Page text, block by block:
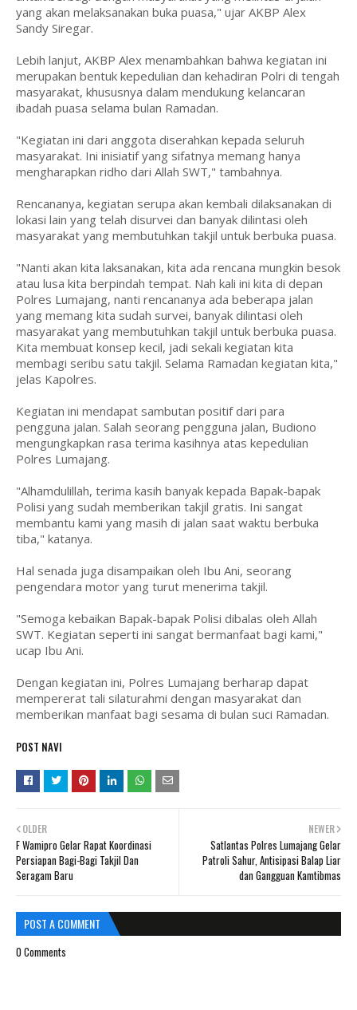
yang akan melaksanakan buka puasa," ujar AKBP Alex
Sandy Siregar.
Lebih lanjut, AKBP Alex menambahkan bahwa kegiatan ini
merupakan bentuk kepedulian dan kehadiran Polri di tengah
masyarakat, khususnya dalam mendukung kelancaran
ibadah puasa selama bulan Ramadan.
"Kegiatan ini dari anggota diserahkan kepada seluruh
masyarakat. Ini inisiatif yang sifatnya memang hanya
mengharapkan ridho dari Allah SWT," tambahnya.
Rencananya, kegiatan serupa akan kembali dilaksanakan di
lokasi lain yang telah disurvei dan banyak dilintasi oleh
masyarakat yang membutuhkan takjil untuk berbuka puasa.
"Nanti akan kita laksanakan, kita ada rencana mungkin besok
atau lusa kita berpindah tempat. Nah kali ini kita di depan
Polres Lumajang, nanti rencananya ada beberapa jalan
yang memang kita sudah survei, banyak dilintasi oleh
masyarakat yang membutuhkan takjil untuk berbuka puasa.
Kita membuat konsep kecil, jadi sekali kegiatan kita
membagi seribu satu takjil. Selama Ramadan kegiatan kita,"
jelas Kapolres.
Kegiatan ini mendapat sambutan positif dari para
pengguna jalan. Salah seorang pengguna jalan, Budiono
mengungkapkan rasa terima kasihnya atas kepedulian
Polres Lumajang.
"Alhamdulillah, terima kasih banyak kepada Bapak-bapak
Polisi yang sudah memberikan takjil gratis. Ini sangat
membantu kami yang masih di jalan saat waktu berbuka
tiba," katanya.
Hal senada juga disampaikan oleh Ibu Ani, seorang
pengendara motor yang turut menerima takjil.
"Semoga kebaikan Bapak-bapak Polisi dibalas oleh Allah
SWT. Kegiatan seperti ini sangat bermanfaat bagi kami,"
ucap Ibu Ani.
Dengan kegiatan ini, Polres Lumajang berharap dapat
mempererat tali silaturahmi dengan masyarakat dan
memberikan manfaat bagi sesama di bulan suci Ramadan.
POST NAVI
NEWER
Satlantas Polres Lumajang Gelar
Patroli Sahur, Antisipasi Balap Liar
dan Gangguan Kamtibmas
OLDER
F Wamipro Gelar Rapat Koordinasi
Persiapan Bagi-Bagi Takjil Dan
Seragam Baru
POST A COMMENT
0 Comments